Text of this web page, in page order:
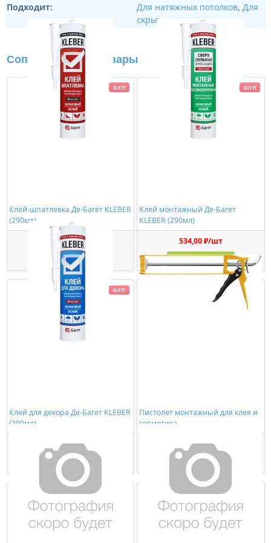
Подходит:
Для натяжных потолков, Для
скрытого освещения
Сопутствующие товары
Клей-шпатлевка Де-Багет KLEBER
(290мл)
363,00 ₽/шт
Купить
ХИТ!
Клей монтажный Де-Багет
KLEBER (290мл)
534,00 ₽/шт
Купить
ХИТ!
Клей для декора Де-Багет KLEBER
(290мл)
449,00 ₽/шт
Купить
ХИТ!
Пистолет монтажный для клея и
герметика
278,00 ₽/шт
Купить